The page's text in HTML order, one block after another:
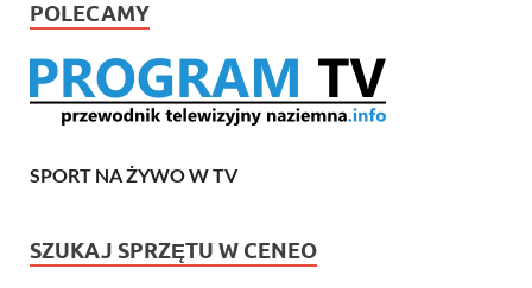
POLECAMY
SPORT NA ŻYWO W TV
SZUKAJ SPRZĘTU W CENEO